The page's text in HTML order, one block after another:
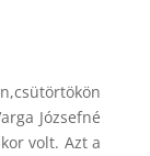
Józsefné
volt. Azt a